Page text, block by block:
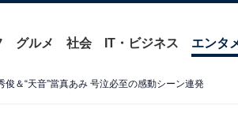
グルメ 社会 IT・ビジネス エンタ
俊＆“天音”當真あみ 号泣必至の感動シーン連発